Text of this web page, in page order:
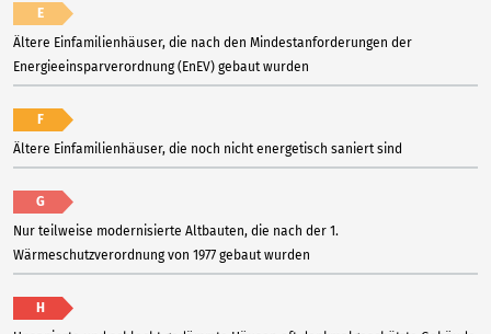
E
Ältere Einfamilienhäuser, die nach den Mindestanforderungen der
Energieeinsparverordnung (EnEV) gebaut wurden
F
Ältere Einfamilienhäuser, die noch nicht energetisch saniert sind
G
Nur teilweise modernisierte Altbauten, die nach der 1.
Wärmeschutzverordnung von 1977 gebaut wurden
H